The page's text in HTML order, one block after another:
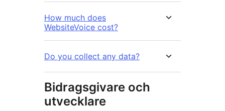
How much does
WebsiteVoice cost?
Do you collect any data?
Bidragsgivare och
utvecklare